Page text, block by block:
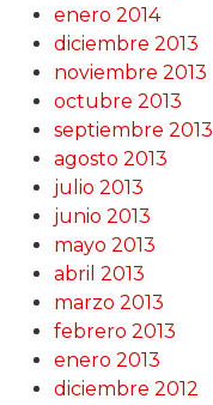
enero 2014
diciembre 2013
noviembre 2013
octubre 2013
septiembre 2013
agosto 2013
julio 2013
junio 2013
mayo 2013
abril 2013
marzo 2013
febrero 2013
enero 2013
diciembre 2012